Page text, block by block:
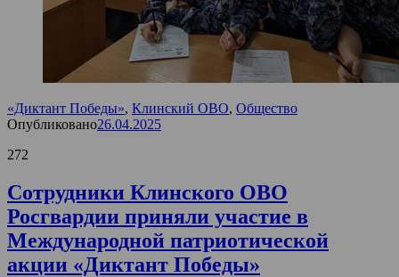
«Диктант Победы», Клинский ОВО, Общество
Опубликовано26.04.2025
272
Сотрудники Клинского ОВО
Росгвардии приняли участие в
Международной патриотической
акции «Диктант Победы»